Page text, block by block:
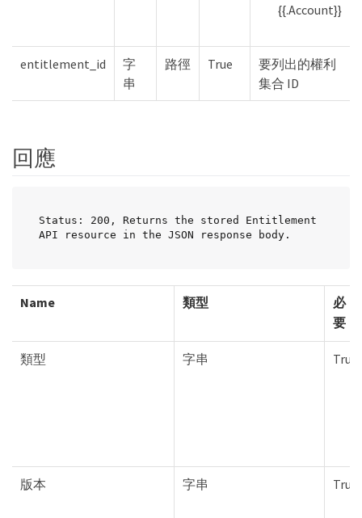
{{.Account}}
entitlement_id
字
串
路徑 True
要列出的權利
集合 ID
回應
Status: 200, Returns the stored Entitlement
API resource in the JSON response body.
Name 類型
必
要
類型 字串 True
版本 字串 True